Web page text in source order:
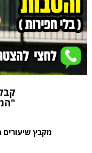
מקבץ שיעורים